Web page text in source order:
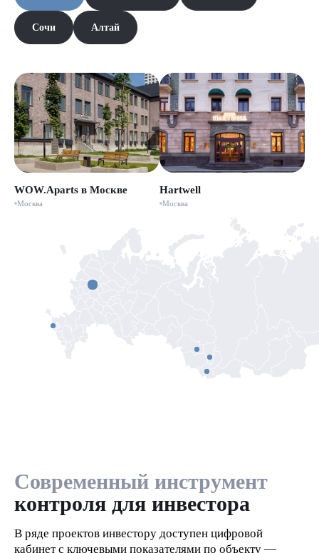
Сочи Алтай
WOW.Aparts в Москве
Москва
Hartwell
Москва
Современный инструмент
контроля для инвестора
В ряде проектов инвестору доступен цифровой
кабинет с ключевыми показателями по объекту —